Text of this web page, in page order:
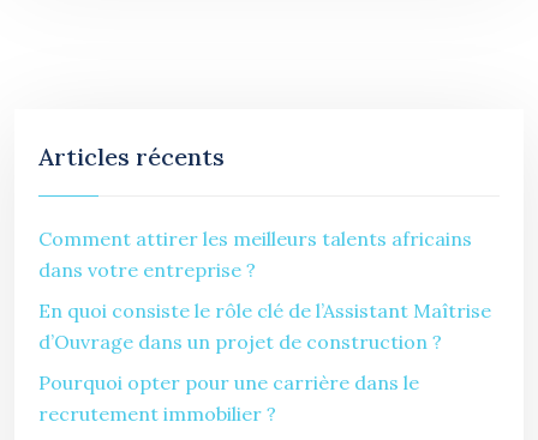
Articles récents
Comment attirer les meilleurs talents africains
dans votre entreprise ?
En quoi consiste le rôle clé de l’Assistant Maîtrise
d’Ouvrage dans un projet de construction ?
Pourquoi opter pour une carrière dans le
recrutement immobilier ?